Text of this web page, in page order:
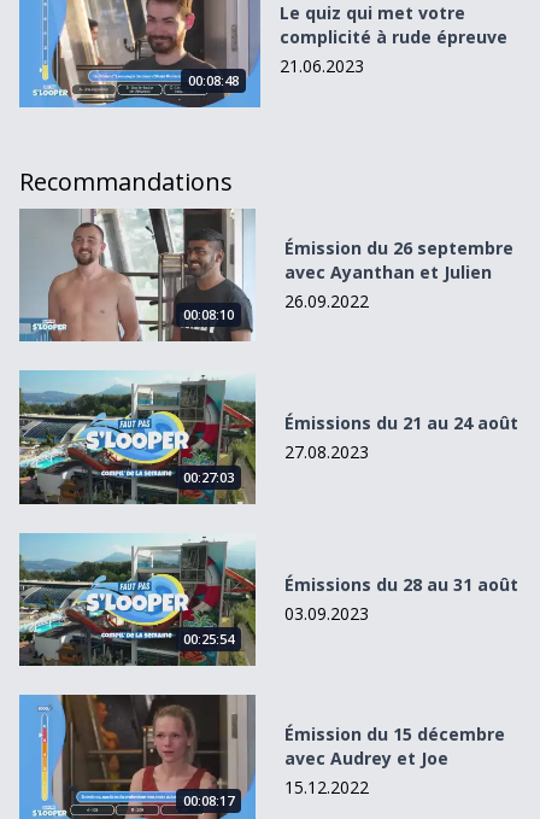
00:08:48
Le quiz qui met votre
complicité à rude épreuve
21.06.2023
Recommandations
Émission du 26 septembre avec Ayanthan et Julien
00:08:10
Émission du 26 septembre
avec Ayanthan et Julien
26.09.2022
Émissions du 21 au 24 août
00:27:03
Émissions du 21 au 24 août
27.08.2023
Émissions du 28 au 31 août
00:25:54
Émissions du 28 au 31 août
03.09.2023
Émission du 15 décembre avec Audrey et Joe
00:08:17
Émission du 15 décembre
avec Audrey et Joe
15.12.2022